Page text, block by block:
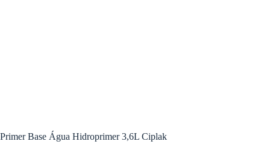
Primer Base Água Hidroprimer 3,6L Ciplak